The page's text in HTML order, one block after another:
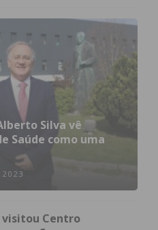
Silva vê
Saúde como uma
visitou Centro